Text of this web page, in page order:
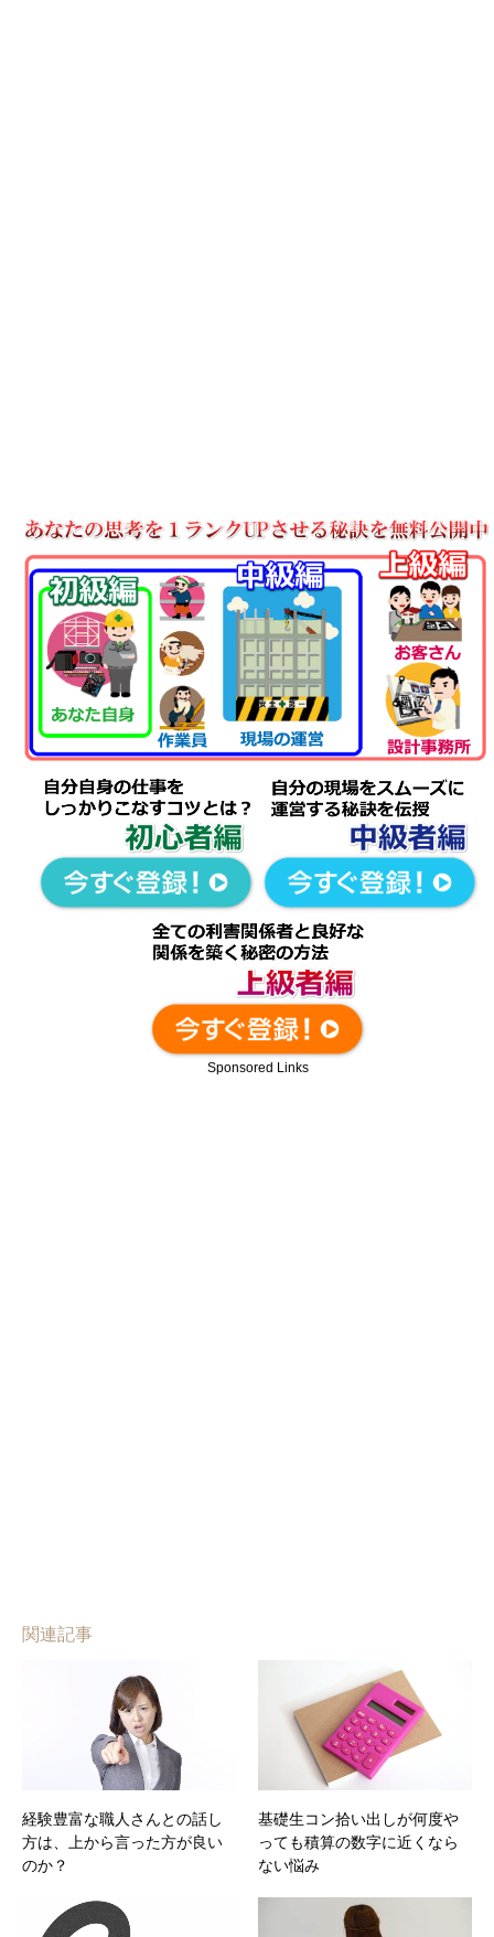
Sponsored Links
関連記事
経験豊富な職人さんとの話し
方は、上から言った方が良い
のか？
基礎生コン拾い出しが何度や
っても積算の数字に近くなら
ない悩み